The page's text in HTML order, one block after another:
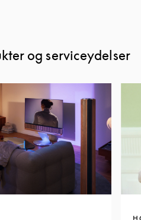
og serviceydelser